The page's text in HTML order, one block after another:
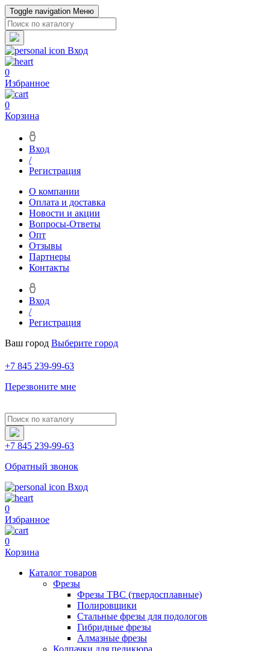
Toggle navigation Меню
Вход
0
Избранное
0
Корзина
Вход
/
Регистрация
О компании
Оплата и доставка
Новости и акции
Вопросы-Ответы
Опт
Отзывы
Партнеры
Контакты
Вход
/
Регистрация
Ваш город Выберите город
+7 845 239-99-63
Перезвоните мне
+7 845 239-99-63
Обратный звонок
Вход
0
Избранное
0
Корзина
Каталог товаров
Фрезы
Фрезы ТВС (твердосплавные)
Полировщики
Стальные фрезы для подологов
Гибридные фрезы
Алмазные фрезы
Колпачки для педикюра